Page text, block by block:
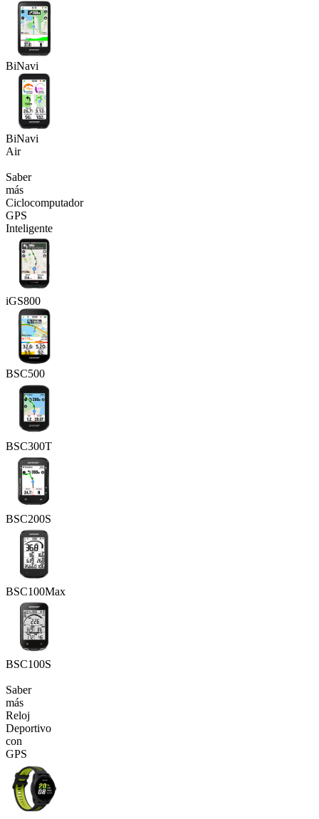
BiNavi
BiNavi
Air
Saber
más
Ciclocomputador
GPS
Inteligente
iGS800
BSC500
BSC300T
BSC200S
BSC100Max
BSC100S
Saber
más
Reloj
Deportivo
con
GPS